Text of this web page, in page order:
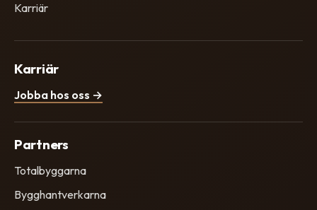
Karriär
Karriär
Jobba hos oss →
Partners
Totalbyggarna
Bygghantverkarna